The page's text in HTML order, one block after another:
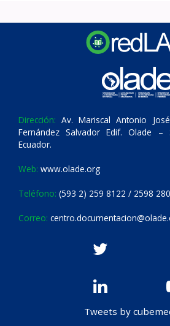
Dirección: Av. Mariscal Antonio
Fernández Salvador Edif. Olade
Ecuador.
Web: www.olade.org
Teléfono: (593 2) 259 8122 / 2598 280
Correo:
Tweets by